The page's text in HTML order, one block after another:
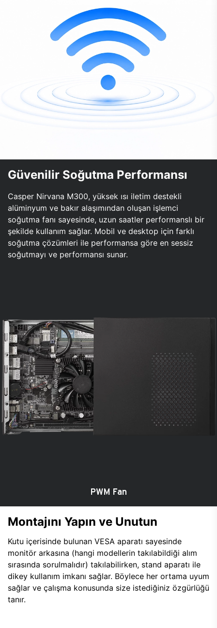
Güvenilir Soğutma Performansı
Casper Nirvana M300, yüksek ısı iletim destekli
alüminyum ve bakır alaşımından oluşan işlemci
soğutma fanı sayesinde, uzun saatler performanslı bir
şekilde kullanım sağlar. Mobil ve desktop için farklı
soğutma çözümleri ile performansa göre en sessiz
soğutmayı ve performansı sunar.
PWM Fan
Montajını Yapın ve Unutun
Kutu içerisinde bulunan VESA aparatı sayesinde
monitör arkasına (hangi modellerin takılabildiği alım
sırasında sorulmalıdır) takılabilirken, stand aparatı ile
dikey kullanım imkanı sağlar. Böylece her ortama uyum
sağlar ve çalışma konusunda size istediğiniz özgürlüğü
tanır.